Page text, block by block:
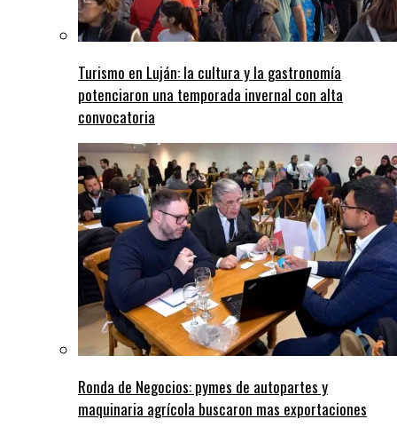
Turismo en Luján: la cultura y la gastronomía
potenciaron una temporada invernal con alta
convocatoria
Ronda de Negocios: pymes de autopartes y
maquinaria agrícola buscaron mas exportaciones